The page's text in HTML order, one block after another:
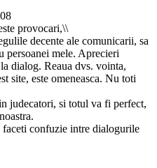
provocari,\\
decente ale comunicarii, sa
persoanei mele. Aprecieri
dialog. Reaua dvs. vointa,
site, este omeneasca. Nu toti
judecatori, si totul va fi perfect,
confuzie intre dialogurile